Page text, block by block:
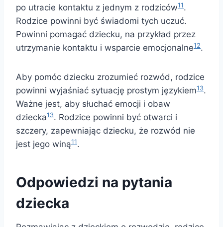
po utracie kontaktu z jednym z rodziców11.
Rodzice powinni być świadomi tych uczuć.
Powinni pomagać dziecku, na przykład przez
utrzymanie kontaktu i wsparcie emocjonalne12.
Aby pomóc dziecku zrozumieć rozwód, rodzice
powinni wyjaśniać sytuację prostym językiem13.
Ważne jest, aby słuchać emocji i obaw
dziecka13. Rodzice powinni być otwarci i
szczery, zapewniając dziecku, że rozwód nie
jest jego winą11.
Odpowiedzi na pytania
dziecka